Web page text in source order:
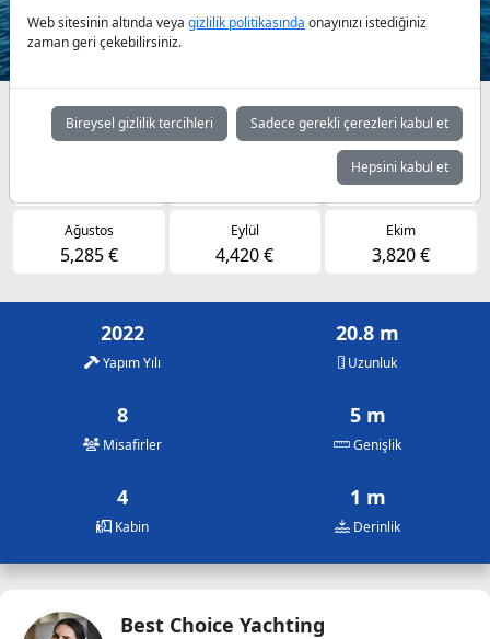
Müsaitlik durumuna göre günlük fiyatlar
Temmuz
5,285 €
Ağustos
5,285 €
Eylül
4,420 €
Ekim
3,820 €
2022
Yapım Yılı
20.8 m
Uzunluk
8
Misafirler
5 m
Genişlik
4
Kabin
1 m
Derinlik
Best Choice Yachting
Web sitesinin altında veya gizlilik politikasında onayınızı istediğiniz
zaman geri çekebilirsiniz.
Bireysel gizlilik tercihleri Sadece gerekli çerezleri kabul et
Hepsini kabul et